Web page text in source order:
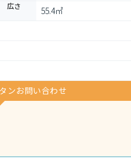
広さ 55.4㎡
ンお問い合わせ